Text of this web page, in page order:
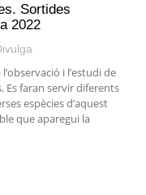
Sortides
2022
i l’estudi de
Es faran servir diferents
espècies d’aquest
que aparegui la